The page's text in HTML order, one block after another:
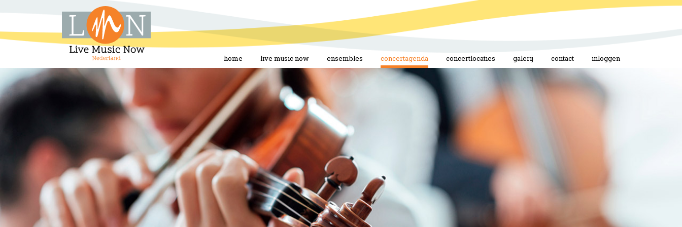
home live music now ensembles concertagenda concertlocaties galerij contact inloggen